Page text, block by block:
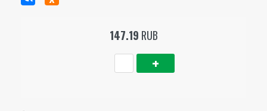
147.19 RUB